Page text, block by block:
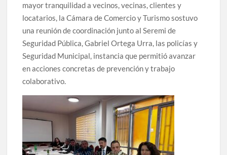
mayor tranquilidad a vecinos, vecinas, clientes y
locatarios, la Cámara de Comercio y Turismo sostuvo
una reunión de coordinación junto al Seremi de
Seguridad Pública, Gabriel Ortega Urra, las policías y
Seguridad Municipal, instancia que permitió avanzar
en acciones concretas de prevención y trabajo
colaborativo.